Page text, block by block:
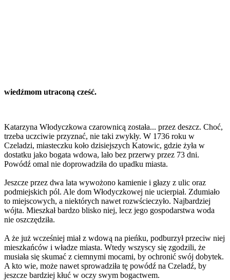
wiedźmom utraconą cześć.
Katarzyna Włodyczkowa czarownicą została... przez deszcz. Choć,
trzeba uczciwie przyznać, nie taki zwykły. W 1736 roku w
Czeladzi, miasteczku koło dzisiejszych Katowic, gdzie żyła w
dostatku jako bogata wdowa, lało bez przerwy przez 73 dni.
Powódź omal nie doprowadziła do upadku miasta.
Jeszcze przez dwa lata wywożono kamienie i głazy z ulic oraz
podmiejskich pól. Ale dom Włodyczkowej nie ucierpiał. Zdumiało
to miejscowych, a niektórych nawet rozwścieczyło. Najbardziej
wójta. Mieszkał bardzo blisko niej, lecz jego gospodarstwa woda
nie oszczędziła.
A że już wcześniej miał z wdową na pieńku, podburzył przeciw niej
mieszkańców i władze miasta. Wtedy wszyscy się zgodzili, że
musiała się skumać z ciemnymi mocami, by ochronić swój dobytek.
A kto wie, może nawet sprowadziła tę powódź na Czeladź, by
jeszcze bardziej kłuć w oczy swym bogactwem.